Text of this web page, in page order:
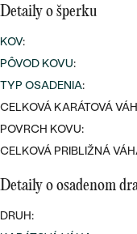
SYMBOLICKÉ
PODĽA
PODĽA FARBY
PODĽA
NA MIERU
Detaily o šperku
KOV:
PÔVOD KOVU:
TYP OSADENIA:
CELKOVÁ KARÁTOVÁ
POVRCH KOVU:
CELKOVÁ PRIBLIŽNÁ
Detaily o osadenom
DRUH: